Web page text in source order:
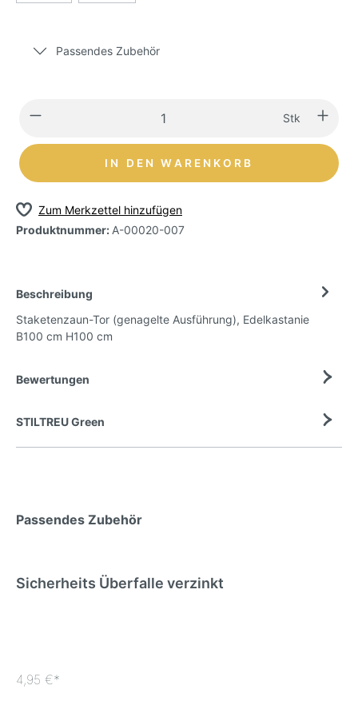
Passendes Zubehör
Stk
IN DEN WARENKORB
Zum Merkzettel hinzufügen
Produktnummer:A-00020-007
Beschreibung
Staketenzaun-Tor (genagelte Ausführung), Edelkastanie
B100 cm H100 cm
Bewertungen
STILTREU Green
Passendes Zubehör
Sicherheits Überfalle verzinkt
4,95 €*